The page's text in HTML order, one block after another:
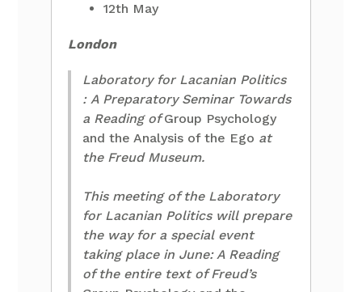
12th May
London
Laboratory for Lacanian Politics
: A Preparatory Seminar Towards
a Reading ofGroup Psychology
and the Analysis of the Ego at
the Freud Museum.
This meeting of the Laboratory
for Lacanian Politics will prepare
the way for a special event
taking place in June: A Reading
of the entire text of Freud’s